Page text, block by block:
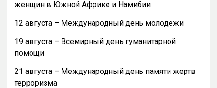
женщин в Южной Африке и Намибии
12 августа – Международный день молодежи
19 августа – Всемирный день гуманитарной
помощи
21 августа – Международный день памяти жертв
терроризма